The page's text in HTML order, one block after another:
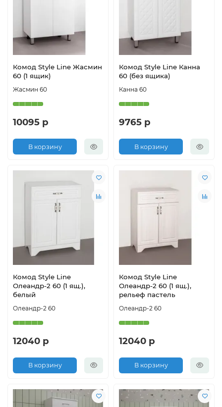
Комод Style Line Жасмин
60 (1 ящик)
Жасмин 60
10095 р
В корзину
Комод Style Line Канна
60 (без ящика)
Канна 60
9765 р
В корзину
Комод Style Line
Олеандр-2 60 (1 ящ.),
белый
Олеандр-2 60
12040 р
В корзину
Комод Style Line
Олеандр-2 60 (1 ящ.),
рельеф пастель
Олеандр-2 60
12040 р
В корзину